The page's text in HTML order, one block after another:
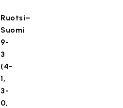
Ruotsi–
Suomi
9-
3
(4-
1,
3-
0,